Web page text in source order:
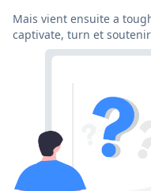
Mais vient ensuite a
captivate, turn et